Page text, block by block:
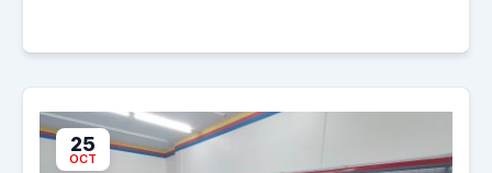
25
OCT